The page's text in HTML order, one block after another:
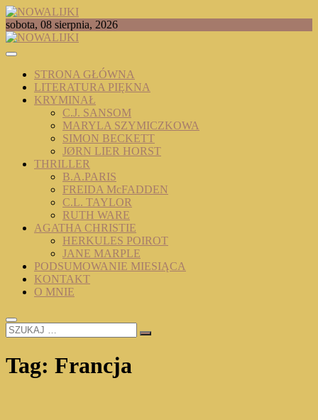
Skip
to
content
NOWALIJKI
TOMASZ RADOCHOŃSKI PISZE O KSIĄŻKACH
sobota, 08 sierpnia, 2026
STRONA GŁÓWNA
LITERATURA PIĘKNA
KRYMINAŁ
C.J. SANSOM
MARYLA SZYMICZKOWA
SIMON BECKETT
JØRN LIER HORST
THRILLER
B.A.PARIS
FREIDA McFADDEN
C.L. TAYLOR
RUTH WARE
AGATHA CHRISTIE
HERKULES POIROT
JANE MARPLE
PODSUMOWANIE MIESIĄCA
KONTAKT
O MNIE
SZUKAJ
…
Tag: Francja